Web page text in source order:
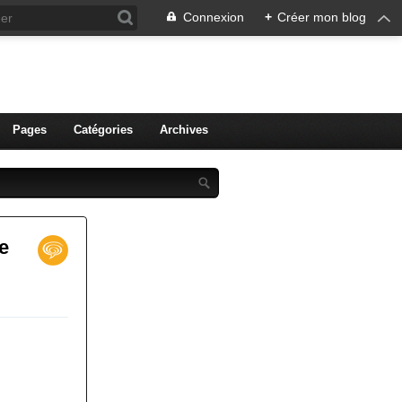
Connexion + Créer mon blog
Pages Catégories Archives